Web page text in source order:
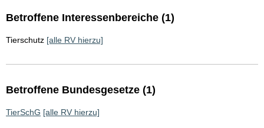
Betroffene Interessenbereiche (1)
Tierschutz [alle RV hierzu]
Betroffene Bundesgesetze (1)
TierSchG [alle RV hierzu]